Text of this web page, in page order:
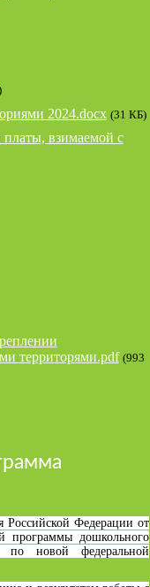
2024.docx (31 КБ)
взимаемой с
территорями.pdf (993
Российской Федерации от
программы дошкольного
по новой федеральной